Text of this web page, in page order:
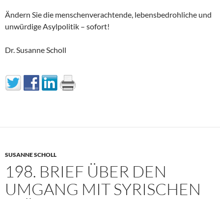
Ändern Sie die menschenverachtende, lebensbedrohliche und
unwürdige Asylpolitik – sofort!
Dr. Susanne Scholl
SUSANNE SCHOLL
198. BRIEF ÜBER DEN
UMGANG MIT SYRISCHEN